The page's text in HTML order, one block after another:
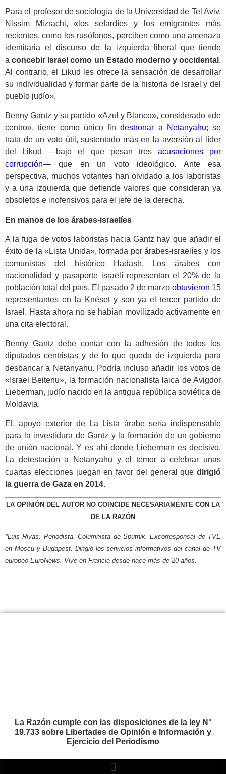
Para el profesor de sociología de la Universidad de Tel Aviv,
Nissim Mizrachi, «los sefardíes y los emigrantes más
recientes, como los rusófonos, perciben como una amenaza
identitaria el discurso de la izquierda liberal que tiende
aconcebir Israel como un Estado moderno y occidental .
Al contrario, el Likud les ofrece la sensación de desarrollar
su individualidad y formar parte de la historia de Israel y del
pueblo judío».
Benny Gantz y su partido «Azul y Blanco», considerado «de
centro», tiene como único findestronar a Netanyahu; se
trata de un voto útil, sustentado más en la aversión al líder
del Likud —bajo el que pesan tres acusaciones por
corrupción— que en un voto ideológico. Ante esa
perspectiva, muchos votantes han olvidado a los laboristas
y a una izquierda que defiende valores que consideran ya
obsoletos e inofensivos para el jefe de la derecha.
En manos de los árabes-israelíes
A la fuga de votos laboristas hacia Gantz hay que añadir el
éxito de la «Lista Unida», formada por árabes-israelíes y los
comunistas del histórico Hadash. Los árabes con
nacionalidad y pasaporte israelí representan el 20% de la
población total del país. El pasado 2 de marzo obtuvieron 15
representantes en la Knéset y son ya el tercer partido de
Israel. Hasta ahora no se habían movilizado activamente en
una cita electoral.
Benny Gantz debe contar con la adhesión de todos los
diputados centristas y de lo que queda de izquierda para
desbancar a Netanyahu. Podría incluso añadir los votos de
«Israel Beitenu», la formación nacionalista laica de Avigdor
Lieberman, judío nacido en la antigua república soviética de
Moldavia.
EL apoyo exterior de La Lista árabe sería indispensable
para la investidura de Gantz y la formación de un gobierno
de unión nacional. Y es ahí donde Lieberman es decisivo.
La detestación a Netanyahu y el temor a celebrar unas
cuartas elecciones juegan en favor del general que dirigió
la guerra de Gaza en 2014.
LA OPINIÓN DEL AUTOR NO COINCIDE NECESARIAMENTE CON LA
DE LA RAZÓN
*Luis Rivas: Periodista. Columnista de Sputnik. Excorresponsal de TVE
en Moscú y Budapest. Dirigió los servicios informativos del canal de TV
europeo EuroNews. Vive en Francia desde hace más de 20 años.
La Razón cumple con las disposiciones de la ley N°
19.733 sobre Libertades de Opinión e Información y
Ejercicio del Periodismo